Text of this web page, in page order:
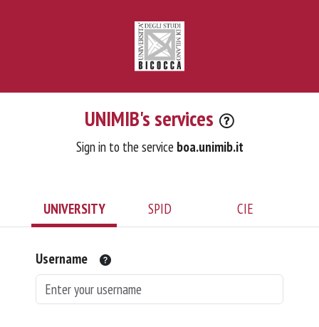
UNIMIB's services
Sign in to the service boa.unimib.it
UNIVERSITY SPID CIE
Username